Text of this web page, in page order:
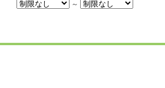
～